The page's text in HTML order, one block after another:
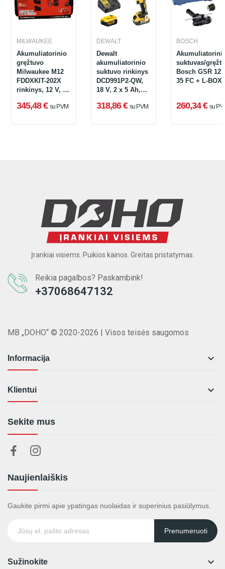
MILWAUKEE
Akumuliatorinio
gręžtuvo
Milwaukee M12
FDDXKIT-202X
rinkinys, 12 V, 2
lagaminas + 4
345,48 € su PVM
DEWALT
Dewalt
akumuliatorinio
suktuvo rinkinys
DCD991P2-QW,
18 V, 2 x 5 Ah,
lagaminas
318,86 € su PVM
BOSCH
suktuvas/
Bosch GSR
35 FC + L-
260,34 € su
Įrankiai visiems. Puikios kainos. Greitas pristatymas.
Reikia pagalbos? Paskambink!
+37068647132
MB „DOHO“ © 2020-2026 | Visos teisės saugomos
Informacija 
Klientui 
Sekite mus
Naujienlaiškis
Gaukite pirmi apie ypatingas nuolaidas ir superinius pasiūlymus.
Prenumeruoti
Sužinokite 